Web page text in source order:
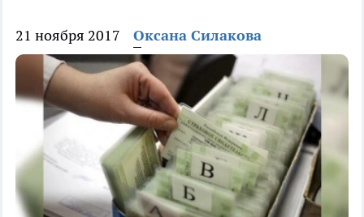
21 ноября 2017 Оксана Силакова